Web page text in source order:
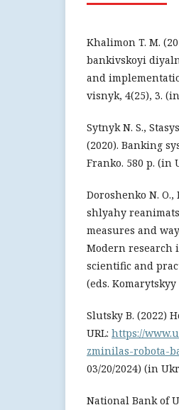
Khalimon T. M.
bankivskoyi
and
visnyk, 4(25), 3.
Sytnyk N. S.,
(2020). Banking
Franko. 580 p. (in
Doroshenko N.
shlyahy
measures and
Modern research
scientific and
(eds.
Slutsky B. (2022)
URL: https://
zminilas-robota-
03/20/2024) (in
National Bank of